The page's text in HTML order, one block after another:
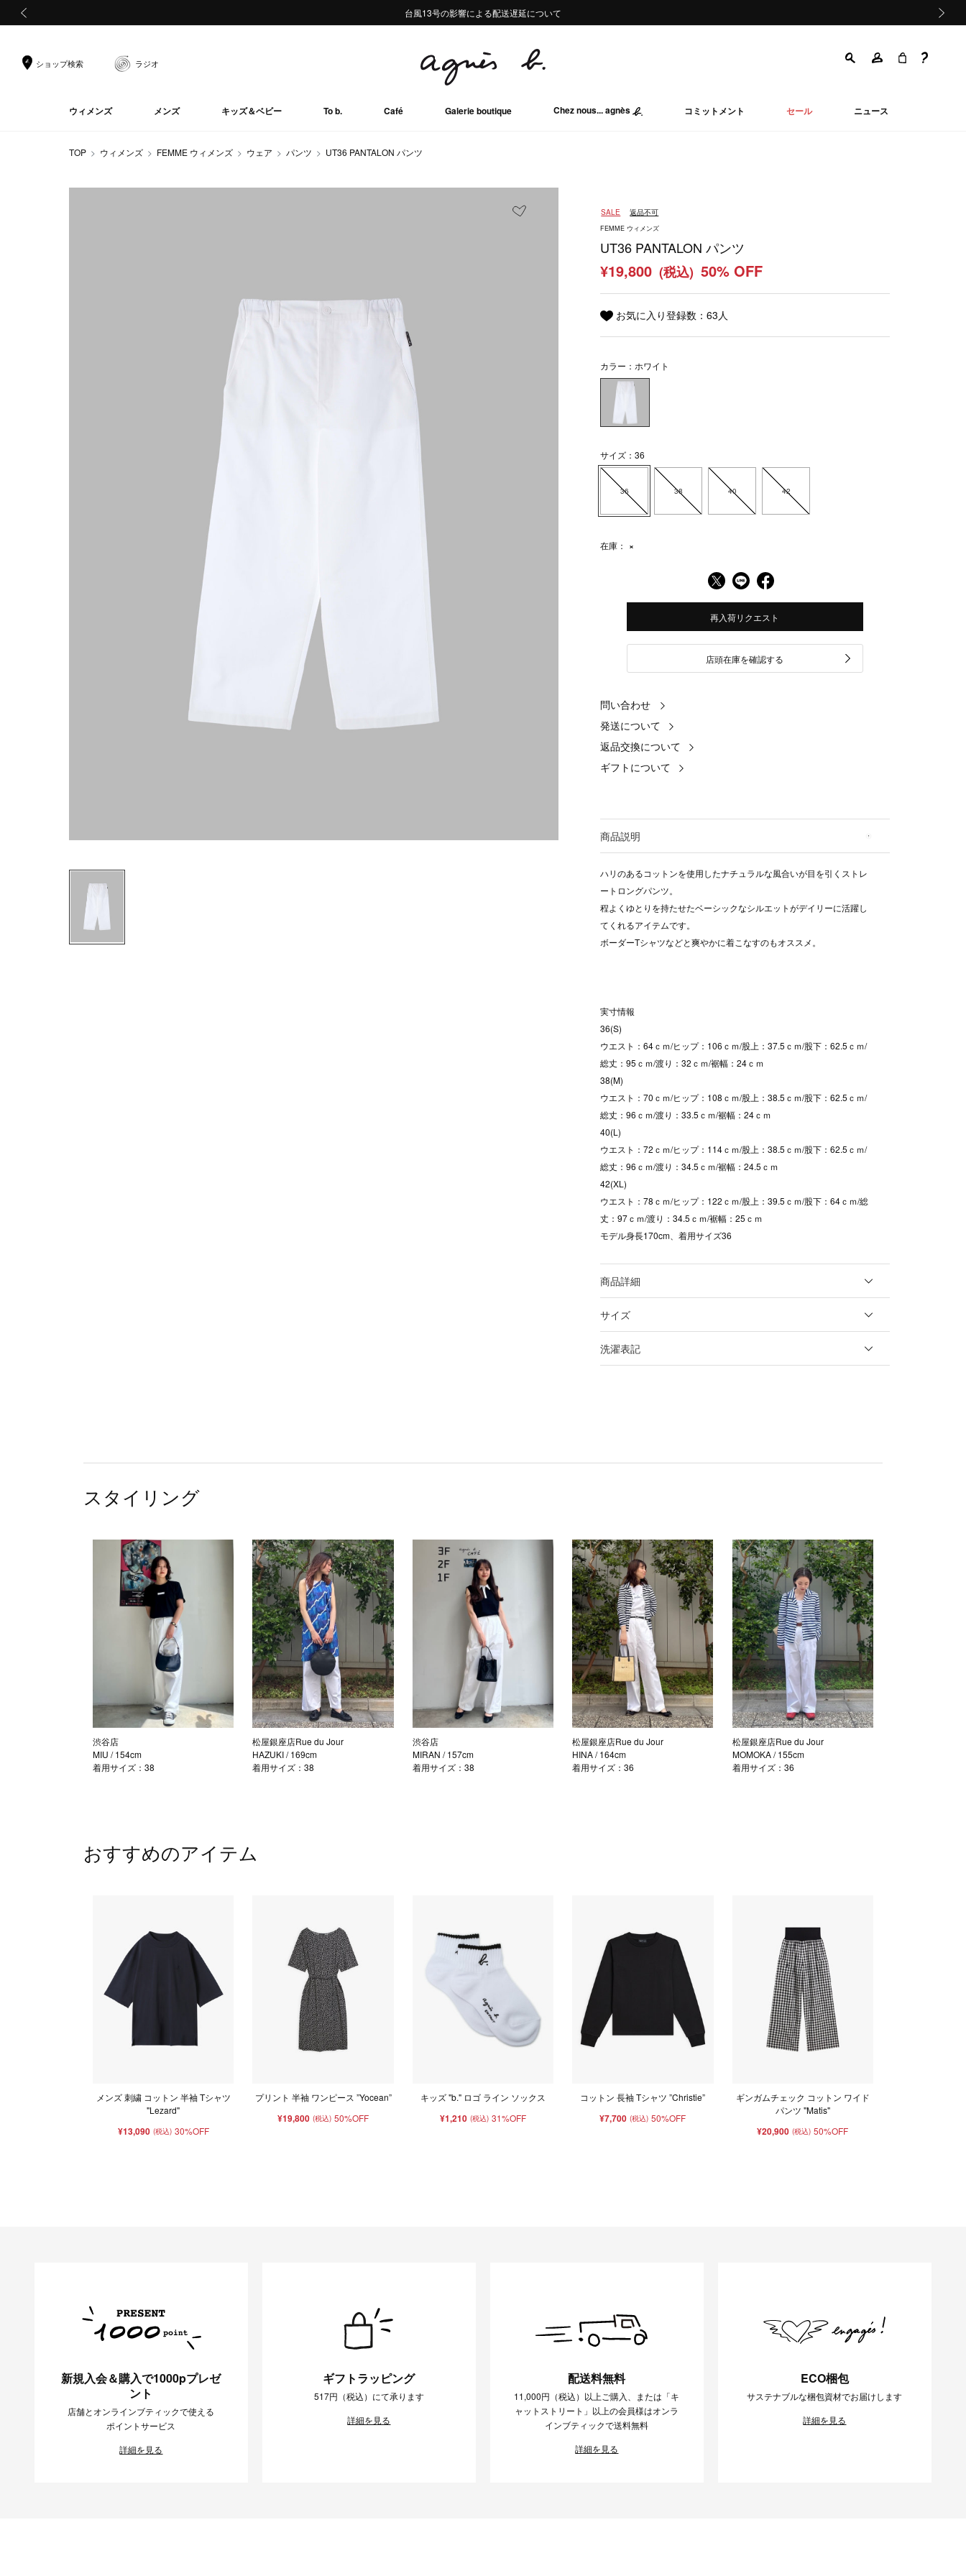
熊本地域地震の影響による配送遅延について
Summer Sale 2buy10%OFF!!
台風13号の影響による配送遅延について
熊本地域地震の影響による配送遅延について
Summer Sale 2buy10%OFF!!
ショップ検索 ラジオ
ウィメンズ メンズ キッズ＆ベビー To b. Café Galerie boutique Chez nous... agnès コミットメント セール ニュース
TOP ウィメンズ FEMME ウィメンズ ウェア パンツ UT36 PANTALON パンツ
SALE 返品不可
FEMME ウィメンズ
UT36 PANTALON パンツ
¥19,800 (税込) 50% OFF
お気に入り登録数：63人
カラー：ホワイト
サイズ：36
36 38 40 42
在庫： ×
再入荷リクエスト
店頭在庫を確認する
問い合わせ
発送について
返品交換について
ギフトについて
商品説明
ハリのあるコットンを使用したナチュラルな風合いが目を引くストレ
ートロングパンツ。
程よくゆとりを持たせたベーシックなシルエットがデイリーに活躍し
てくれるアイテムです。
ボーダーTシャツなどと爽やかに着こなすのもオススメ。
実寸情報
36(S)
ウエスト：64ｃｍ/ヒップ：106ｃｍ/股上：37.5ｃｍ/股下：62.5ｃｍ/
総丈：95ｃｍ/渡り：32ｃｍ/裾幅：24ｃｍ
38(M)
ウエスト：70ｃｍ/ヒップ：108ｃｍ/股上：38.5ｃｍ/股下：62.5ｃｍ/
総丈：96ｃｍ/渡り：33.5ｃｍ/裾幅：24ｃｍ
40(L)
ウエスト：72ｃｍ/ヒップ：114ｃｍ/股上：38.5ｃｍ/股下：62.5ｃｍ/
総丈：96ｃｍ/渡り：34.5ｃｍ/裾幅：24.5ｃｍ
42(XL)
ウエスト：78ｃｍ/ヒップ：122ｃｍ/股上：39.5ｃｍ/股下：64ｃｍ/総
丈：97ｃｍ/渡り：34.5ｃｍ/裾幅：25ｃｍ
モデル身長170cm、着用サイズ36
商品詳細
サイズ
洗濯表記
スタイリング
渋谷店
MIU / 154cm
着用サイズ：38
松屋銀座店Rue du Jour
HAZUKI/ 169cm
着用サイズ：38
渋谷店
MIRAN / 157cm
着用サイズ：38
松屋銀座店Rue du Jour
HINA/ 164cm
着用サイズ：36
松屋銀座店Rue du Jour
MOMOKA/ 155cm
着用サイズ：36
おすすめのアイテム
メンズ 刺繍 コットン 半袖 Tシャツ
"Lezard"
¥13,090 (税込) 30%OFF
プリント 半袖 ワンピース ”Yocean”
¥19,800 (税込) 50%OFF
キッズ "b." ロゴ ライン ソックス
¥1,210 (税込) 31%OFF
コットン 長袖 Tシャツ ”Christie”
¥7,700 (税込) 50%OFF
ギンガムチェック コットン ワイド
パンツ "Matis"
¥20,900 (税込) 50%OFF
新規入会＆購入で1000pプレゼ
ント
店舗とオンラインブティックで使える
ポイントサービス
詳細を見る
ギフトラッピング
517円（税込）にて承ります
詳細を見る
配送料無料
11,000円（税込）以上ご購入、または「キ
ャットストリート」以上の会員様はオンラ
インブティックで送料無料
詳細を見る
ECO梱包
サステナブルな梱包資材でお届けします
詳細を見る